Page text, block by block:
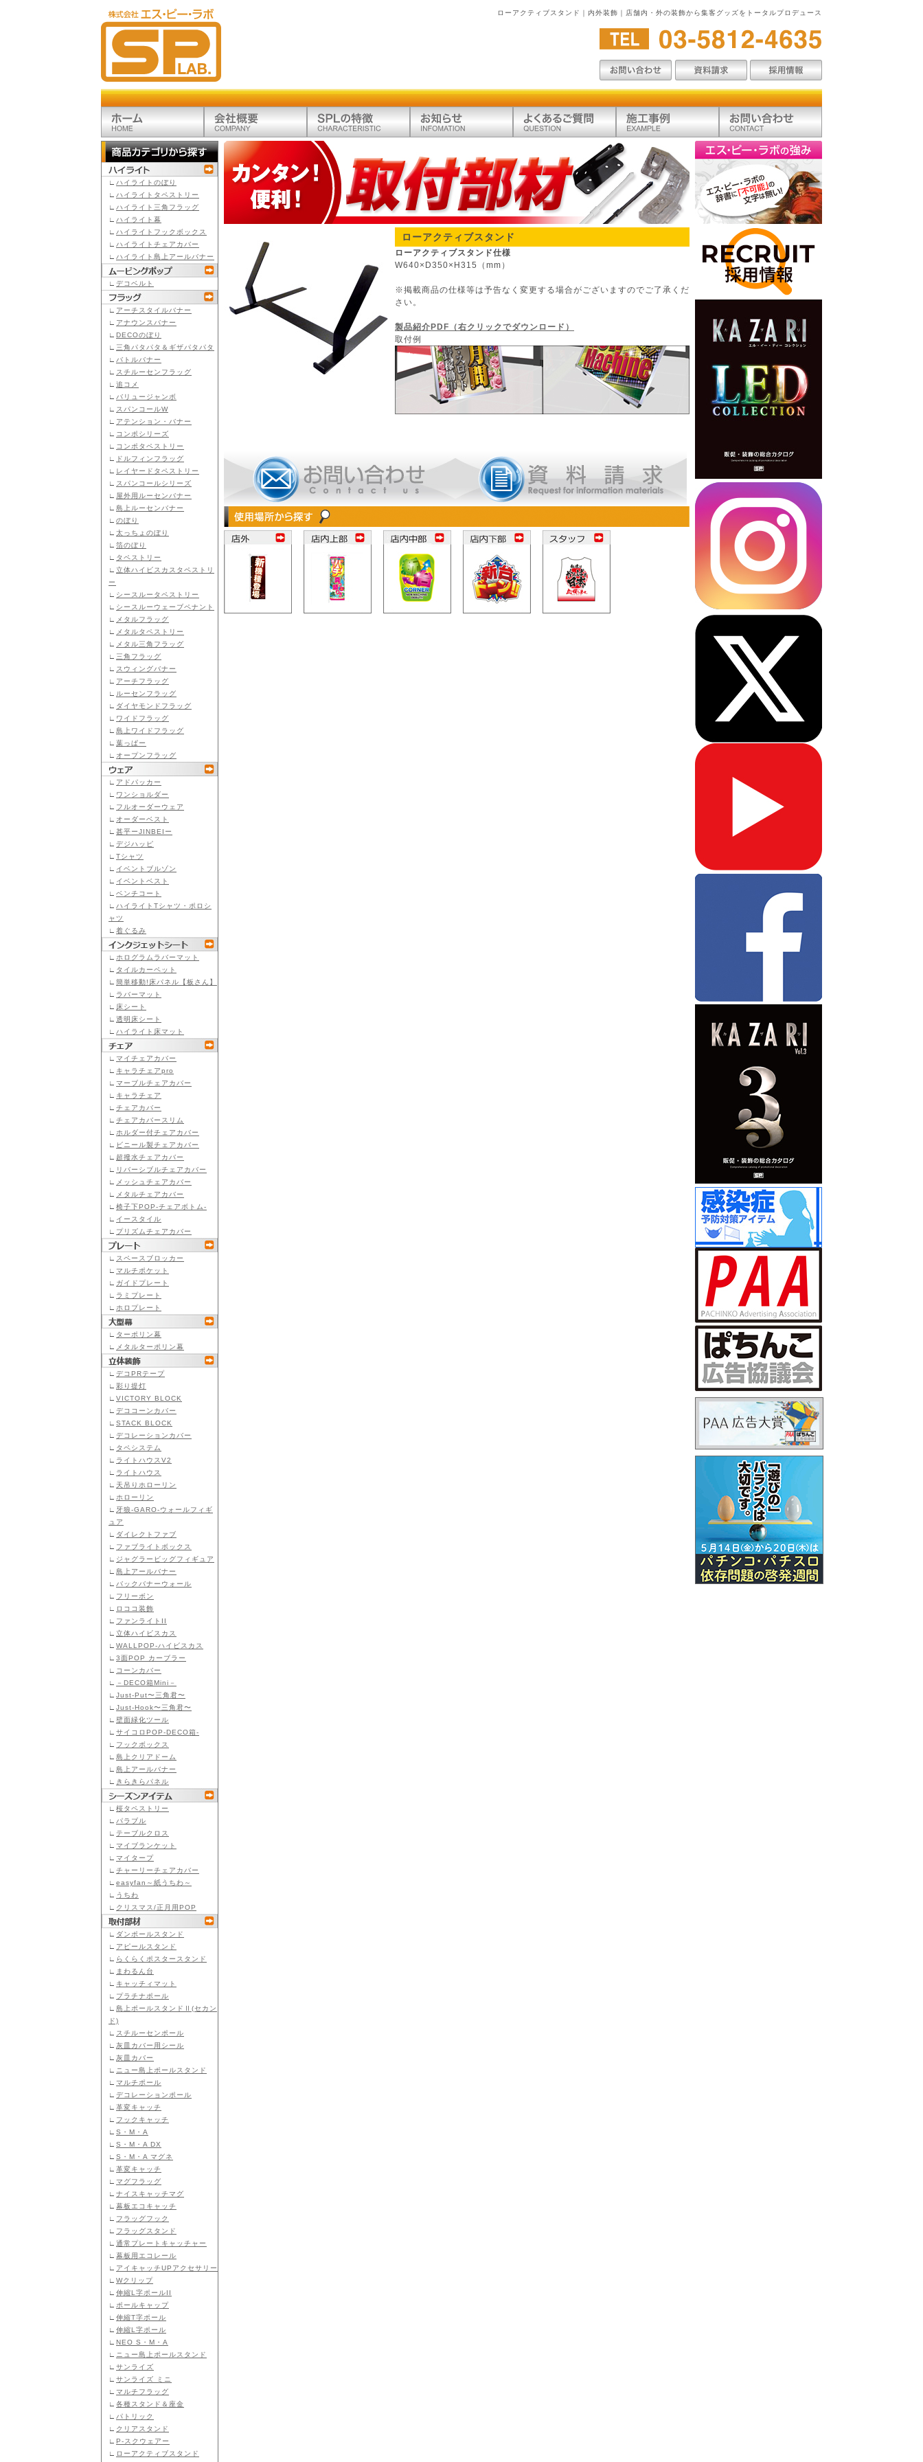
ローアクティブスタンド｜内外装飾｜店舗内・外の装飾から集客グッズをトータルプロデュース
∟ ハイライトのぼり
∟ ハイライトタペストリー
∟ ハイライト三角フラッグ
∟ ハイライト幕
∟ ハイライトフックボックス
∟ ハイライトチェアカバー
∟ ハイライト島上アールバナー
∟ デコベルト
∟ アーチスタイルバナー
∟ アナウンスバナー
∟ DECOのぼり
∟ 三角パタパタ＆ギザパタパタ
∟ バトルバナー
∟ スチルーセンフラッグ
∟ 追コメ
∟ バリュージャンボ
∟ スパンコールW
∟ アテンション・バナー
∟ コンポシリーズ
∟ コンポタペストリー
∟
ドルフィンフラッグ
∟ レイヤードタペストリー
∟ スパンコールシリーズ
∟ 屋外用ルーセンバナー
∟ 島上ルーセンバナー
∟ のぼり
∟ 太っちょのぼり
∟ 箔のぼり
∟ タペストリー
∟ 立体ハイビスカスタペストリ
ー
∟ シースルータペストリー
∟ シースルーウェーブペナント
∟
メタルフラッグ
∟
メタルタペストリー
∟
メタル三角フラッグ
∟ 三角フラッグ
∟ スウィングバナー
∟ アーチフラッグ
∟ ルーセンフラッグ
∟ ダイヤモンドフラッグ
∟ ワイドフラッグ
∟ 島上ワイドフラッグ
∟ 葉っぱー
∟ オープンフラッグ
∟ アドパッカー
∟ ワンショルダー
∟ フルオーダーウェア
∟ オーダーベスト
∟ 甚平ーJINBEIー
∟ デジハッピ
∟ Tシャツ
∟ イベントブルゾン
∟ イベントベスト
∟ ベンチコート
∟ ハイライトTシャツ・ポロシ
ャツ
∟ 着ぐるみ
∟ ホログラムラバーマット
∟ タイルカーペット
∟ 簡単移動!床パネル【板さん】
∟ ラバーマット
∟ 床シート
∟ 透明床シート
∟ ハイライト床マット
∟ マイチェアカバー
∟ キャラチェアpro
∟ マーブルチェアカバー
∟ キャラチェア
∟ チェアカバー
∟ チェアカバースリム
∟ ホルダー付チェアカバー
∟
ビニール製チェアカバー
∟ 超撥水チェアカバー
∟
リバーシブルチェアカバー
∟
メッシュチェアカバー
∟
メタルチェアカバー
∟ 椅子下POP-チェアボトム-
∟ イースタイル
∟ プリズムチェアカバー
∟ スペースブロッカー
∟ マルチポケット
∟ ガイドプレート
∟ ラミプレート
∟ ホロプレート
∟ ターポリン幕
∟
メタルターポリン幕
∟ デコPRテープ
∟ 彩り提灯
∟ VICTORY BLOCK
∟ デココーンカバー
∟ STACK BLOCK
∟ デコレーションカバー
∟ タペシステム
∟ ライトハウスV2
∟ ライトハウス
∟ 天吊りホローリン
∟ ホローリン
∟ 牙狼-GARO-ウォールフィギ
ュア
∟ ダイレクトファブ
∟ ファブライトボックス
∟ ジャグラービッグフィギュア
∟ 島上アールバナー
∟ バックバナーウォール
∟ フリーボン
∟
ロココ装飾
∟ ファンライトII
∟ 立体ハイビスカス
∟ WALLPOP-ハイビスカス
∟ 3面POP カーブラー
∟ コーンカバー
∟
－DECO箱Mini－
∟ Just-Put〜三角君〜
∟ Just-Hook〜三角君〜
∟ 壁面緑化ツール
∟ サイコロPOP-DECO箱-
∟ フックボックス
∟ 島上クリアドーム
∟ 島上アールバナー
∟
きらきらパネル
∟ 桜タペストリー
∟ パラブル
∟ テーブルクロス
∟ マイブランケット
∟ マイタープ
∟ チャーリーチェアカバー
∟ easyfan～紙うちわ～
∟
うちわ
∟ クリスマス/正月用POP
∟ ダンポールスタンド
∟ アピールスタンド
∟ らくらくポスタースタンド
∟
まわるん台
∟ キャッチィマット
∟ プラチナポール
∟ 島上ポールスタンドⅡ(セカン
ド)
∟ スチルーセンポール
∟ 灰皿カバー用シール
∟ 灰皿カバー
∟
ニュー島上ポールスタンド
∟ マルチポール
∟ デコレーションポール
∟ 革変キャッチ
∟ フックキャッチ
∟ S・M・A
∟ S・M・A DX
∟ S・M・A マグネ
∟ 革変キャッチ
∟ マグフラッグ
∟ ナイスキャッチマグ
∟ 幕板エコキャッチ
∟ フラッグフック
∟ フラッグスタンド
∟ 通常プレートキャッチャー
∟ 幕板用エコレール
∟ アイキャッチUPアクセサリー
∟ Wクリップ
∟ 伸縮L字ポールII
∟ ポールキャップ
∟ 伸縮T字ポール
∟ 伸縮L字ポール
∟ NEO S・M・A
∟
ニュー島上ポールスタンド
∟ サンライズ
∟ サンライズ ミニ
∟ マルチフラッグ
∟ 各種スタンド＆座金
∟ パトリック
∟ クリアスタンド
∟ P-スクウェアー
∟
ローアクティブスタンド
ローアクティブスタンド
ローアクティブスタンド仕様
W640×D350×H315（mm）
※掲載商品の仕様等は予告なく変更する場合がございますのでご了承くだ
さい。
製品紹介PDF（右クリックでダウンロード）
取付例